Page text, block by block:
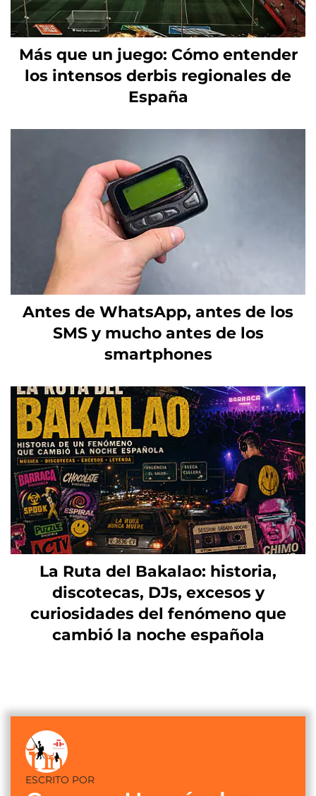
Más que un juego: Cómo entender
los intensos derbis regionales de
España
Antes de WhatsApp, antes de los
SMS y mucho antes de los
smartphones
La Ruta del Bakalao: historia,
discotecas, DJs, excesos y
curiosidades del fenómeno que
cambió la noche española
ESCRITO POR